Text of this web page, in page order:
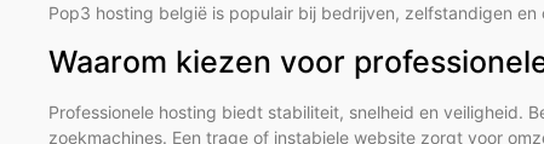
Pop3 hosting belgië is populair bij bedrijven, zelfstandigen en
Waarom kiezen voor
Professionele hosting biedt stabiliteit, snelheid en veiligheid.
zoekmachines. Een trage of instabiele website zorgt voor